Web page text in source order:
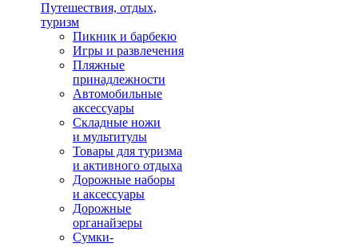
Путешествия, отдых,
туризм
Пикник и барбекю
Игры и развлечения
Пляжные
принадлежности
Автомобильные
аксессуары
Складные ножи
и мультитулы
Товары для туризма
и активного отдыха
Дорожные наборы
и аксессуары
Дорожные
органайзеры
Сумки-